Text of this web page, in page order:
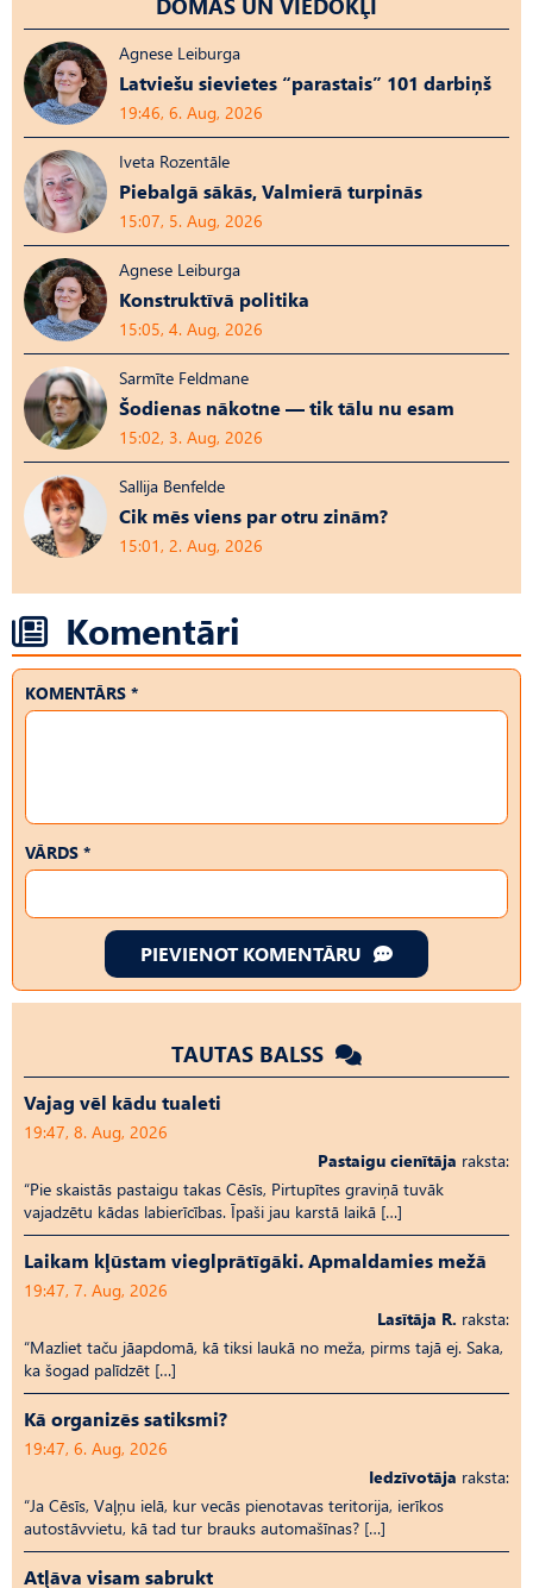
Agnese Leiburga
Latviešu sievietes “parastais” 101 darbiņš
19:46, 6. Aug, 2026
Iveta Rozentāle
Piebalgā sākās, Valmierā turpinās
15:07, 5. Aug, 2026
Agnese Leiburga
Konstruktīvā politika
15:05, 4. Aug, 2026
Sarmīte Feldmane
Šodienas nākotne — tik tālu nu esam
15:02, 3. Aug, 2026
Sallija Benfelde
Cik mēs viens par otru zinām?
15:01, 2. Aug, 2026
Komentāri
KOMENTĀRS *
VĀRDS *
PIEVIENOT KOMENTĀRU
TAUTAS BALSS
Vajag vēl kādu tualeti
19:47, 8. Aug, 2026
Pastaigu cienītāja raksta:
“Pie skaistās pastaigu takas Cēsīs, Pirtupītes graviņā tuvāk
vajadzētu kādas labierīcības. Īpaši jau karstā laikā […]
Laikam kļūstam vieglprātīgāki. Apmaldamies mežā
19:47, 7. Aug, 2026
Lasītāja R. raksta:
“Mazliet taču jāapdomā, kā tiksi laukā no meža, pirms tajā ej. Saka,
ka šogad palīdzēt […]
Kā organizēs satiksmi?
19:47, 6. Aug, 2026
Iedzīvotāja raksta:
“Ja Cēsīs, Vaļņu ielā, kur vecās pienotavas teritorija, ierīkos
autostāvvietu, kā tad tur brauks automašīnas? […]
Atļāva visam sabrukt